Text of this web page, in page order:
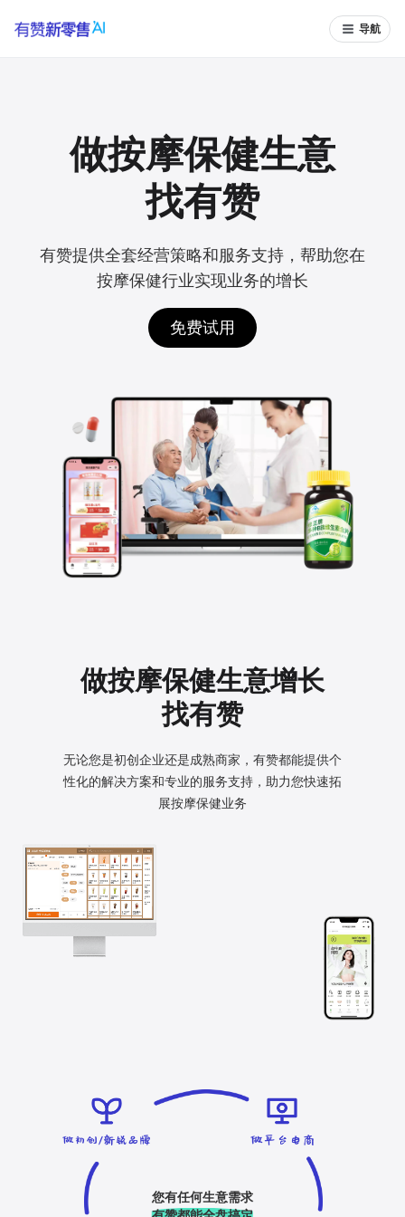
导航
做按摩保健生意
找有赞
有赞提供全套经营策略和服务支持，帮助您在
按摩保健行业实现业务的增长
免费试用
做按摩保健生意增长
找有赞
无论您是初创企业还是成熟商家，有赞都能提供个
性化的解决方案和专业的服务支持，助力您快速拓
展按摩保健业务
您有任何生意需求